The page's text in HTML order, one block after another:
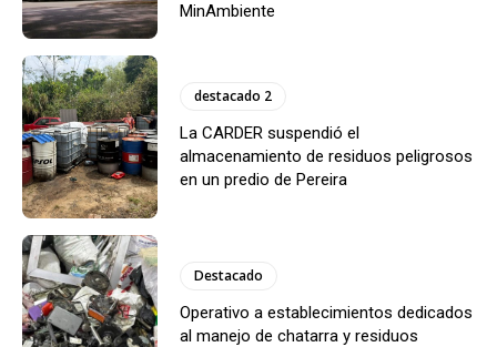
MinAmbiente
destacado 2
La CARDER suspendió el
almacenamiento de residuos peligrosos
en un predio de Pereira
Destacado
Operativo a establecimientos dedicados
al manejo de chatarra y residuos